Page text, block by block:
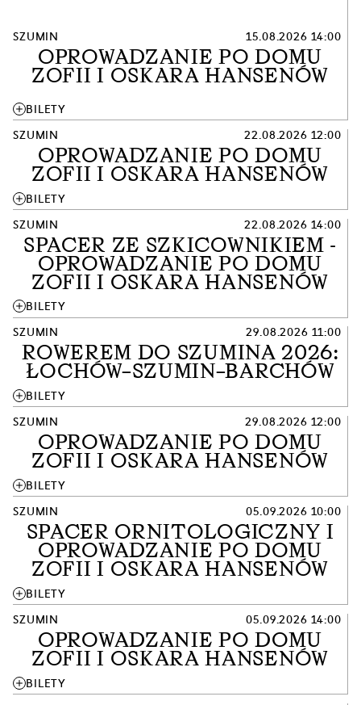
SZUMIN 15.08.2026 14:00
OPROWADZANIE PO DOMU
ZOFII I OSKARA HANSENÓW
addBILETY
SZUMIN
22.08.2026 12:00
OPROWADZANIE PO DOMU
ZOFII I OSKARA HANSENÓW
addBILETY
SZUMIN
22.08.2026 14:00
SPACER ZE SZKICOWNIKIEM -
OPROWADZANIE PO DOMU
ZOFII I OSKARA HANSENÓW
addBILETY
SZUMIN
29.08.2026 11:00
ROWEREM DO SZUMINA 2026:
ŁOCHÓW–SZUMIN–BARCHÓW
addBILETY
SZUMIN
29.08.2026 12:00
OPROWADZANIE PO DOMU
ZOFII I OSKARA HANSENÓW
addBILETY
SZUMIN
05.09.2026 10:00
SPACER ORNITOLOGICZNY I
OPROWADZANIE PO DOMU
ZOFII I OSKARA HANSENÓW
addBILETY
SZUMIN
05.09.2026 14:00
OPROWADZANIE PO DOMU
ZOFII I OSKARA HANSENÓW
addBILETY